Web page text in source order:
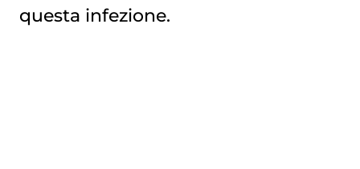
questa infezione.